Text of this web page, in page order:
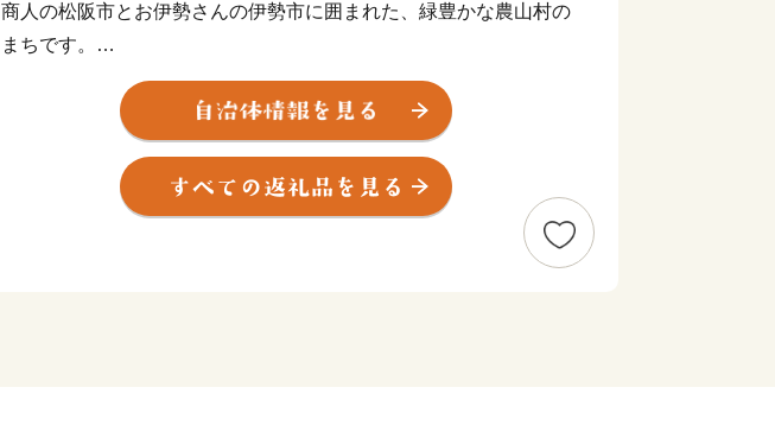
商人の松阪市とお伊勢さんの伊勢市に囲まれた、緑豊かな農山村の
まちです。
気が多いまちと書きますが、気はかつて氣と書き、氣は命の意味が
あることから、多くの命を育む場所、命を支えるのは食であること
から、たくさんの食べ物が採れる場所という意味があります。
世界のブランド松阪牛の全体の20％を肥育する一大産地であり、
さらに日本三大茶のひとつ伊勢茶の栽培も盛んで、春にはほのかな